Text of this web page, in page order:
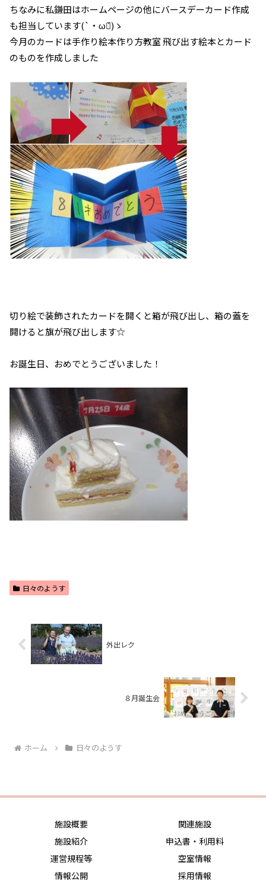
ちなみに私鎌田はホームページの他にバースデーカード作成
も担当しています(`・ω・́)ゝ
今月のカードは手作り絵本作り方教室 飛び出す絵本とカード
のものを作成しました
切り絵で装飾されたカードを開くと箱が飛び出し、箱の蓋を
開けると旗が飛び出します☆
お誕生日、おめでとうございました！
日々のようす
外出レク
８月誕生会
ホーム 日々のようす
施設概要
関連施設
施設紹介
申込書・利用料
運営規程等
空室情報
情報公開
採用情報